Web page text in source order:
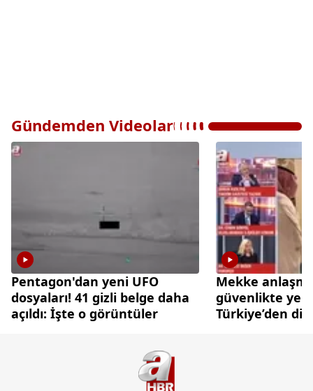
Gündemden Videolar
Pentagon'dan yeni UFO
dosyaları! 41 gizli belge daha
açıldı: İşte o görüntüler
Mekke
güvenlikte
Türkiye’den